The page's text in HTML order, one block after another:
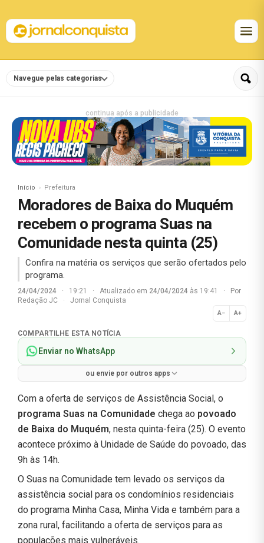
Navegue pelas categorias
continua após a publicidade
Início Prefeitura
Moradores de Baixa do Muquém
recebem o programa Suas na
Comunidade nesta quinta (25)
Confira na matéria os serviços que serão ofertados pelo
programa.
24/04/2024 · 19:21 · Atualizado em 24/04/2024 às 19:41 ·
Por
Redação JC
· Jornal Conquista
A− A+
Normal
COMPARTILHE ESTA NOTÍCIA
Enviar no WhatsApp
ou envie por outros apps
Com a oferta de serviços de Assistência Social, o
programa Suas na Comunidade chega ao povoado
de Baixa do Muquém, nesta quinta-feira (25). O evento
acontece próximo à Unidade de Saúde do povoado, das
9h às 14h.
O Suas na Comunidade tem levado os serviços da
assistência social para os condomínios residenciais
do programa Minha Casa, Minha Vida e também para a
zona rural, facilitando a oferta de serviços para as
populações mais vulneráveis.